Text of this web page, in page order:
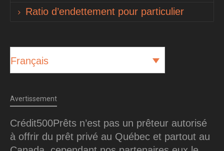
Ratio d’endettement pour particulier
Français
Avertissement
Crédit500Prêts n’est pas un prêteur autorisé
à offrir du prêt privé au Québec et partout au